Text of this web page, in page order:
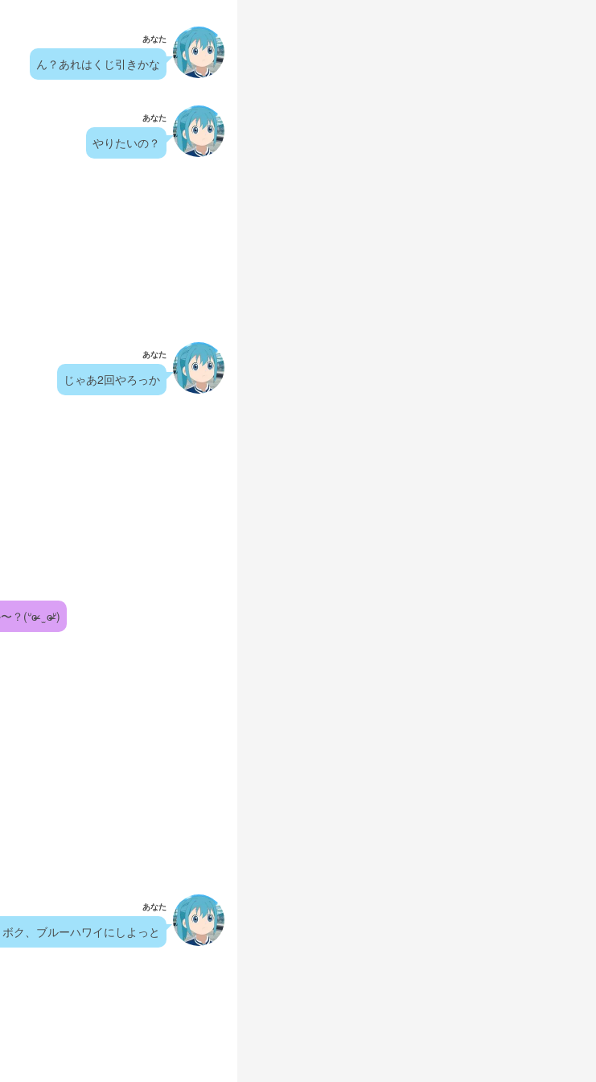
あなた
ん？あれはくじ引きかな
あなた
やりたいの？
あなた
じゃあ2回やろっか
？‪(ᐡɞ̴̶̷  ̫ ɞ̴̶̷ᐡ)
あなた
ク、ブルーハワイにしよっと